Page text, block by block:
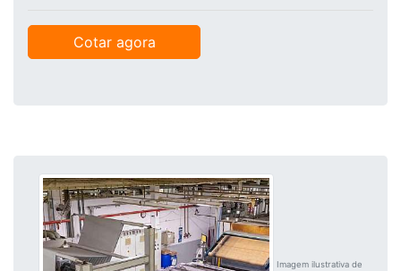
Cotar agora
Imagem ilustrativa de